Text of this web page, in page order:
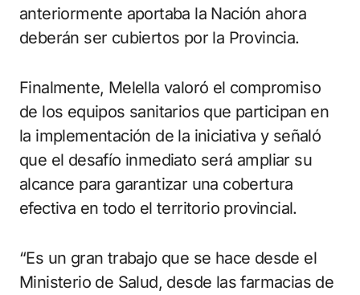
anteriormente aportaba la Nación ahora
deberán ser cubiertos por la Provincia.
Finalmente, Melella valoró el compromiso
de los equipos sanitarios que participan en
la implementación de la iniciativa y señaló
que el desafío inmediato será ampliar su
alcance para garantizar una cobertura
efectiva en todo el territorio provincial.
“Es un gran trabajo que se hace desde el
Ministerio de Salud, desde las farmacias de